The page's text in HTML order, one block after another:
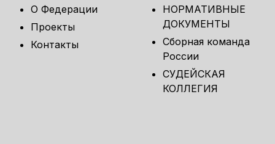
О Федерации
Проекты
Контакты
НОРМАТИВНЫЕ
ДОКУМЕНТЫ
Сборная команда
России
СУДЕЙСКАЯ
КОЛЛЕГИЯ